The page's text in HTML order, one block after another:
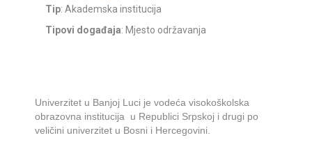
Tip: Akademska institucija
Tipovi događaja: Mjesto održavanja
Univerzitet u Banjoj Luci je vodeća visokoškolska
obrazovna institucija u Republici Srpskoj i drugi po
veličini univerzitet u Bosni i Hercegovini.